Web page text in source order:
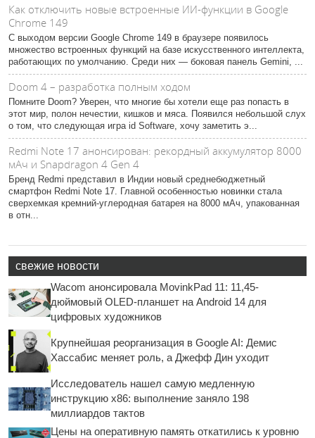
Как отключить новые встроенные ИИ-функции в Google
Chrome 149
С выходом версии Google Chrome 149 в браузере появилось
множество встроенных функций на базе искусственного интеллекта,
работающих по умолчанию. Среди них — боковая панель Gemini, ...
Doom 4 – разработка полным ходом
Помните Doom? Уверен, что многие бы хотели еще раз попасть в
этот мир, полон нечестии, кишков и мяса. Появился небольшой слух
о том, что следующая игра id Software, хочу заметить э...
Redmi Note 17 анонсирован: рекордный аккумулятор 8000
мАч и Snapdragon 4 Gen 4
Бренд Redmi представил в Индии новый среднебюджетный
смартфон Redmi Note 17. Главной особенностью новинки стала
сверхемкая кремний-углеродная батарея на 8000 мАч, упакованная
в отн...
свежие новости
Wacom анонсировала MovinkPad 11: 11,45-
дюймовый OLED-планшет на Android 14 для
цифровых художников
Крупнейшая реорганизация в Google AI: Демис
Хассабис меняет роль, а Джефф Дин уходит
Исследователь нашел самую медленную
инструкцию x86: выполнение заняло 198
миллиардов тактов
Цены на оперативную память откатились к уровню